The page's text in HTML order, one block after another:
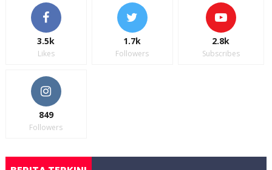
3.5k
Likes
1.7k
Followers
2.8k
Subscribes
849
Followers